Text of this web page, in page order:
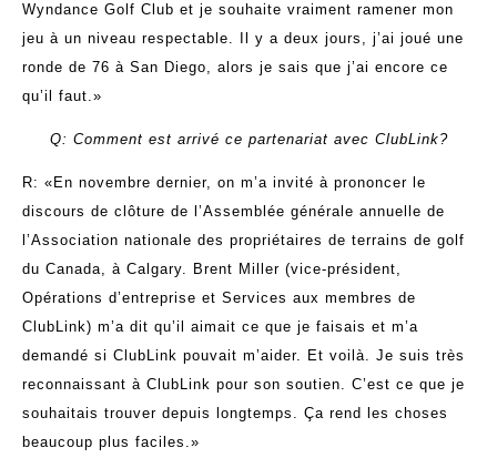
Wyndance Golf Club et je souhaite vraiment ramener mon
jeu à un niveau respectable. Il y a deux jours, j’ai joué une
ronde de 76 à San Diego, alors je sais que j’ai encore ce
qu’il faut.»
Q: Comment est arrivé ce partenariat avec ClubLink?
R: «En novembre dernier, on m’a invité à prononcer le
discours de clôture de l’Assemblée générale annuelle de
l’Association nationale des propriétaires de terrains de golf
du Canada, à Calgary. Brent Miller (vice-président,
Opérations d’entreprise et Services aux membres de
ClubLink) m’a dit qu’il aimait ce que je faisais et m’a
demandé si ClubLink pouvait m’aider. Et voilà. Je suis très
reconnaissant à ClubLink pour son soutien. C’est ce que je
souhaitais trouver depuis longtemps. Ça rend les choses
beaucoup plus faciles.»